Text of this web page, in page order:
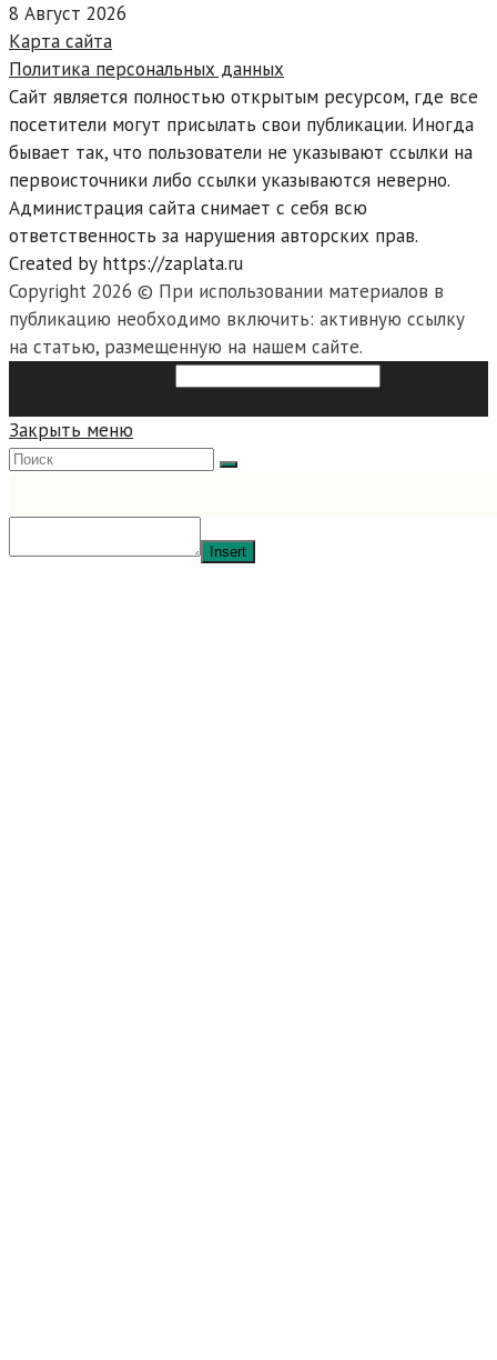
8 Август 2026
Карта сайта
Политика персональных данных
Сайт является полностью открытым ресурсом, где все
посетители могут присылать свои публикации. Иногда
бывает так, что пользователи не указывают ссылки на
первоисточники либо ссылки указываются неверно.
Администрация сайта снимает с себя всю
ответственность за нарушения авторских прав.
Created by https://zaplata.ru
Copyright 2026 © При использовании материалов в
публикацию необходимо включить: активную ссылку
на статью, размещенную на нашем сайте.
Закрыть меню
Insert